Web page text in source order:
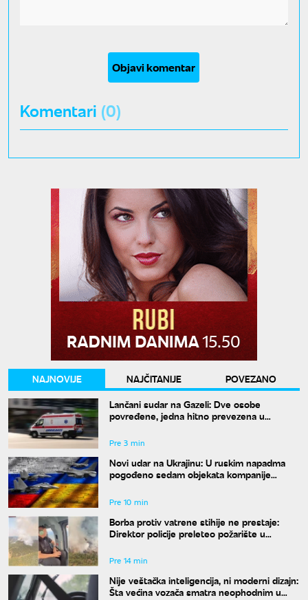
Objavi komentar
Komentari (0)
NAJNOVIJE NAJČITANIJE
POVEZANO
Lančani sudar na Gazeli: Dve osobe
povređene, jedna hitno prevezena u
Pre 3 min
Novi udar na Ukrajinu: U ruskim napadma
pogođeno sedam objekata kompanije
Pre 10 min
Borba protiv vatrene stihije ne prestaje:
Direktor policije preleteo požarište u
Pre 14 min
Nije veštačka inteligencija, ni moderni dizajn:
Šta većina vozača smatra neophodnim u